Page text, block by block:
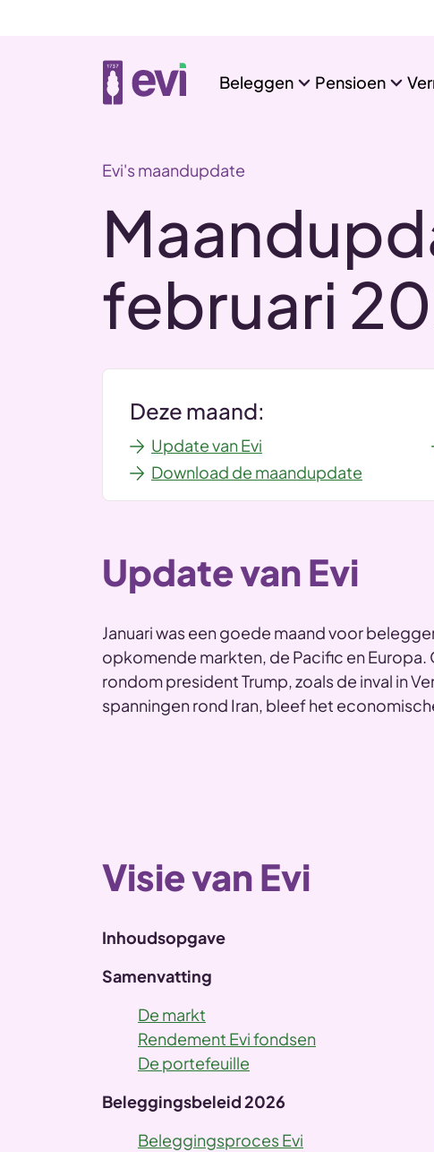
Beleggen Pensioen
Evi's maandupdate
februari
Deze maand:
Update van Evi
Download de maandupdate
Update van Evi
Januari was een goede maand voor
opkomende markten, de Pacific en Europa.
rondom president Trump, zoals de inval in
spanningen rond Iran, bleef het
Visie van Evi
Inhoudsopgave
Samenvatting
De markt
Rendement Evi fondsen
De portefeuille
Beleggingsbeleid 2026
Beleggingsproces Evi